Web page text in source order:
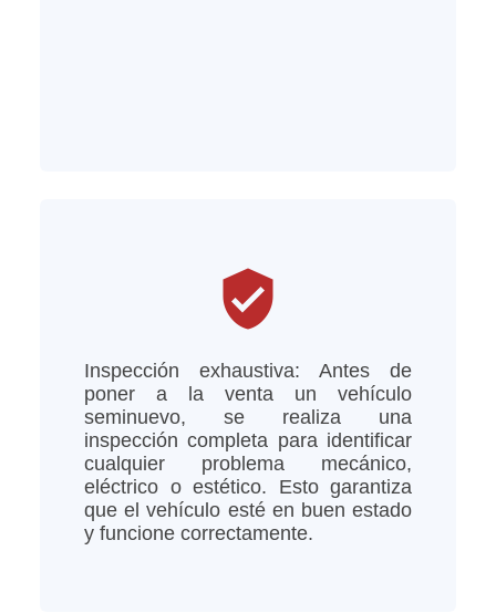
verified_user
Inspección exhaustiva: Antes de
poner a la venta un vehículo
seminuevo, se realiza una
inspección completa para identificar
cualquier problema mecánico,
eléctrico o estético. Esto garantiza
que el vehículo esté en buen estado
y funcione correctamente.